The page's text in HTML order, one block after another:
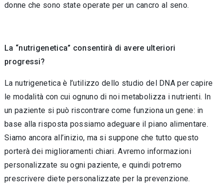
donne che sono state operate per un cancro al seno.
La “nutrigenetica” consentirà di avere ulteriori
progressi?
La nutrigenetica è l’utilizzo dello studio del DNA per capire
le modalità con cui ognuno di noi metabolizza i nutrienti. In
un paziente si può riscontrare come funziona un gene: in
base alla risposta possiamo adeguare il piano alimentare.
Siamo ancora all’inizio, ma si suppone che tutto questo
porterà dei miglioramenti chiari. Avremo informazioni
personalizzate su ogni paziente, e quindi potremo
prescrivere diete personalizzate per la prevenzione.